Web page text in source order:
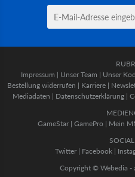
Impressum | Unser Team | Unser
Bestellung widerrufen | Karriere |
Mediadaten | Datenschutzerklärung |
GameStar| GamePro | Mein
Twitter | Facebook |
Copyright © Webedia -